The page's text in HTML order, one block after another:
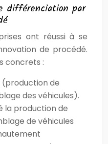
différenciation par
ont réussi à se
de procédé.
concrets :
(production de
des véhicules).
la production de
de véhicules